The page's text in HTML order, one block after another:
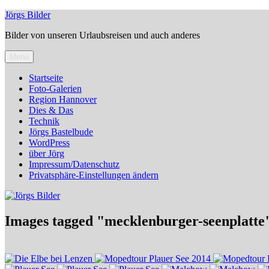
Zum
springen
Jörgs Bilder
Bilder von unseren Urlaubsreisen und auch anderes
Startseite
Foto-Galerien
Region Hannover
Dies & Das
Technik
Jörgs Bastelbude
WordPress
über Jörg
Impressum/Datenschutz
Privatsphäre-Einstellungen ändern
Images tagged "mecklenburger-